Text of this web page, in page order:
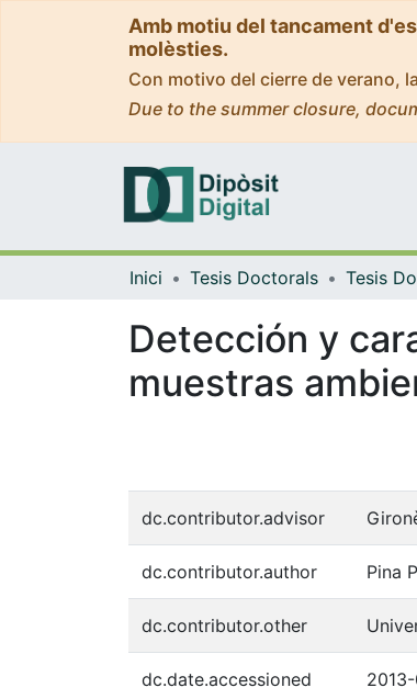
Amb motiu del tancament
molèsties.
Con motivo del cierre de verano,
Due to the summer closure,
Inici Tesis Doctorals
Detección y
muestras
dc.contributor.advisor
dc.contributor.author Pina
dc.contributor.other
dc.date.accessioned